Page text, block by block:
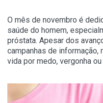
O mês de novembro é
saúde do homem,
próstata. Apesar dos
campanhas de informação,
vida por medo, vergonha